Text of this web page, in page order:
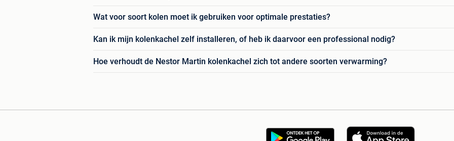
Wat voor soort kolen moet ik gebruiken voor optimale prestaties?
Kan ik mijn kolenkachel zelf installeren, of heb ik daarvoor een professional nodig?
Hoe verhoudt de Nestor Martin kolenkachel zich tot andere soorten verwarming?